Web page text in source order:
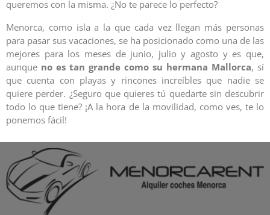
queremos con la misma. ¿No te parece lo perfecto?
Menorca, como isla a la que cada vez llegan más personas
para pasar sus vacaciones, se ha posicionado como una de las
mejores para los meses de junio, julio y agosto y es que,
aunque no es tan grande como su hermana Mallorca, sí
que cuenta con playas y rincones increíbles que nadie se
quiere perder. ¿Seguro que quieres tú quedarte sin descubrir
todo lo que tiene? ¡A la hora de la movilidad, como ves, te lo
ponemos fácil!